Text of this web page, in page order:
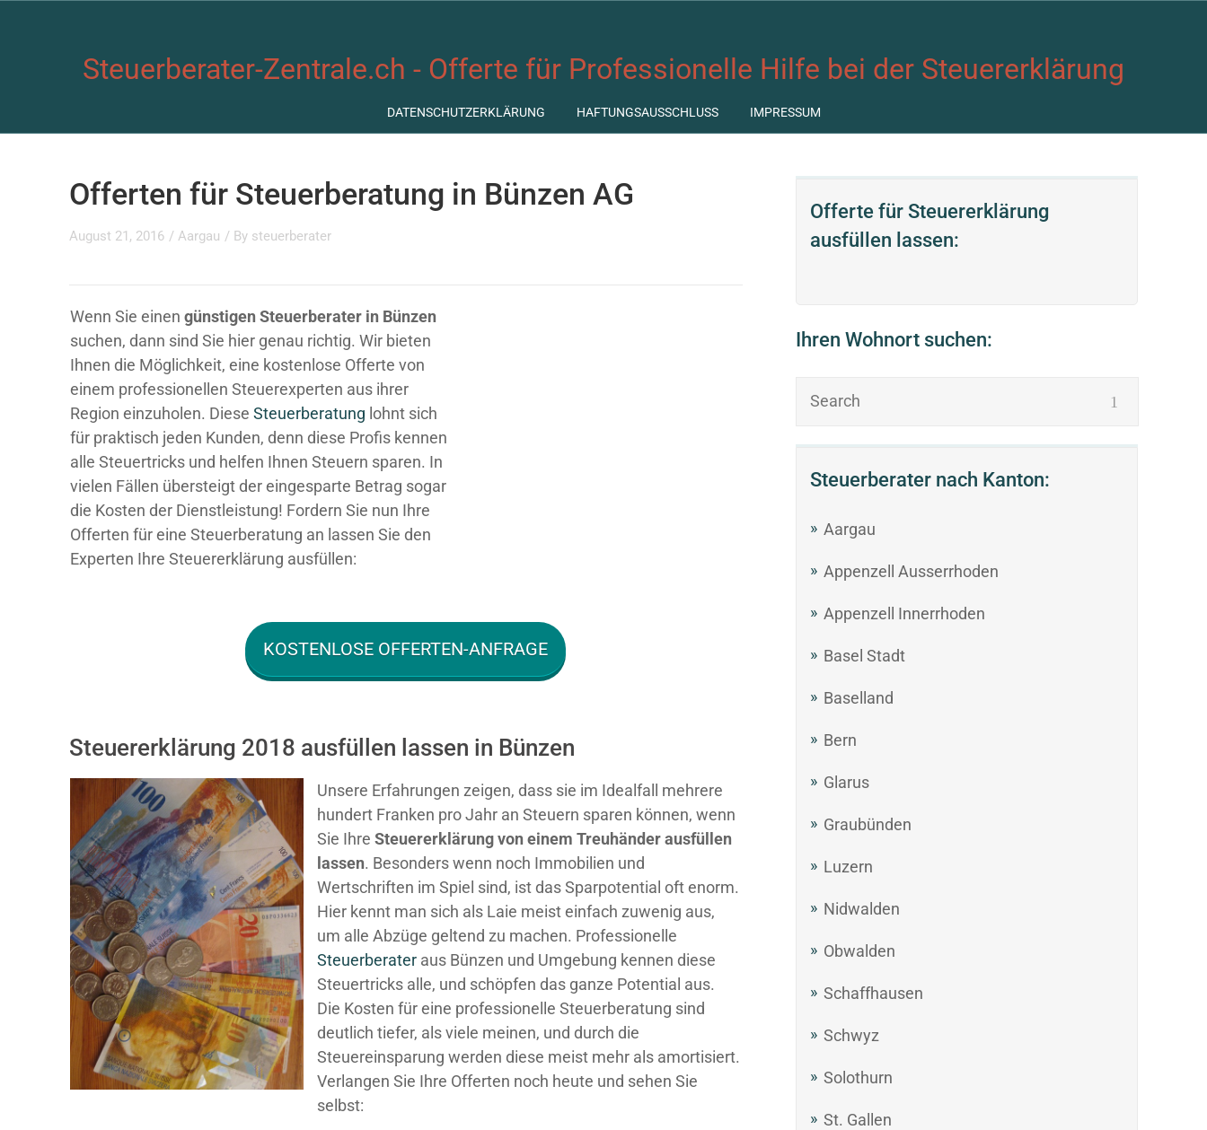
Steuerberater-Zentrale.ch - Offerte für Professionelle Hilfe bei der Steuererklärung
DATENSCHUTZERKLÄRUNG HAFTUNGSAUSSCHLUSS IMPRESSUM
Offerte für Steuererklärung
ausfüllen lassen:
Ihren Wohnort suchen:
Steuerberater nach Kanton:
Aargau
Appenzell Ausserrhoden
Appenzell Innerrhoden
Basel Stadt
Baselland
Bern
Glarus
Graubünden
Luzern
Nidwalden
Obwalden
Schaffhausen
Schwyz
Solothurn
St. Gallen
Offerten für Steuerberatung in Bünzen AG
August 21, 2016 / Aargau / By steuerberater
Wenn Sie einen günstigen Steuerberater in Bünzen
suchen, dann sind Sie hier genau richtig. Wir bieten
Ihnen die Möglichkeit, eine kostenlose Offerte von
einem professionellen Steuerexperten aus ihrer
Region einzuholen. Diese Steuerberatung lohnt sich
für praktisch jeden Kunden, denn diese Profis kennen
alle Steuertricks und helfen Ihnen Steuern sparen. In
vielen Fällen übersteigt der eingesparte Betrag sogar
die Kosten der Dienstleistung! Fordern Sie nun Ihre
Offerten für eine Steuerberatung an lassen Sie den
Experten Ihre Steuererklärung ausfüllen:
KOSTENLOSE OFFERTEN-ANFRAGE
Steuererklärung 2018 ausfüllen lassen in Bünzen
Unsere Erfahrungen zeigen, dass sie im Idealfall mehrere
hundert Franken pro Jahr an Steuern sparen können, wenn
Sie Ihre Steuererklärung von einem Treuhänder ausfüllen
lassen. Besonders wenn noch Immobilien und
Wertschriften im Spiel sind, ist das Sparpotential oft enorm.
Hier kennt man sich als Laie meist einfach zuwenig aus,
um alle Abzüge geltend zu machen. Professionelle
Steuerberater aus Bünzen und Umgebung kennen diese
Steuertricks alle, und schöpfen das ganze Potential aus.
Die Kosten für eine professionelle Steuerberatung sind
deutlich tiefer, als viele meinen, und durch die
Steuereinsparung werden diese meist mehr als amortisiert.
Verlangen Sie Ihre Offerten noch heute und sehen Sie
selbst: